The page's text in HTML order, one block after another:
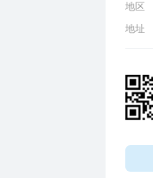
地区
地址